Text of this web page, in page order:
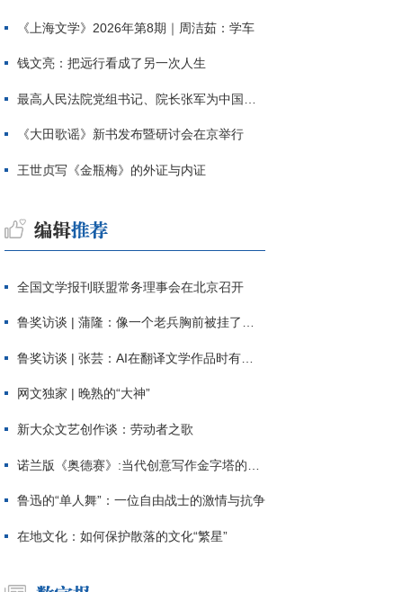
《上海文学》2026年第8期｜周洁茹：学车
钱文亮：把远行看成了另一次人生
最高人民法院党组书记、院长张军为中国作协干部大讲堂授课
《大田歌谣》新书发布暨研讨会在京举行
王世贞写《金瓶梅》的外证与内证
全国文学报刊联盟常务理事会在北京召开
鲁奖访谈 | 蒲隆：像一个老兵胸前被挂了一枚“红色英勇勋章”
鲁奖访谈 | 张芸：AI在翻译文学作品时有明显局限
网文独家 | 晚熟的“大神”
新大众文艺创作谈：劳动者之歌
诺兰版《奥德赛》:当代创意写作金字塔的宏伟与平庸
鲁迅的“单人舞”：一位自由战士的激情与抗争
在地文化：如何保护散落的文化“繁星”